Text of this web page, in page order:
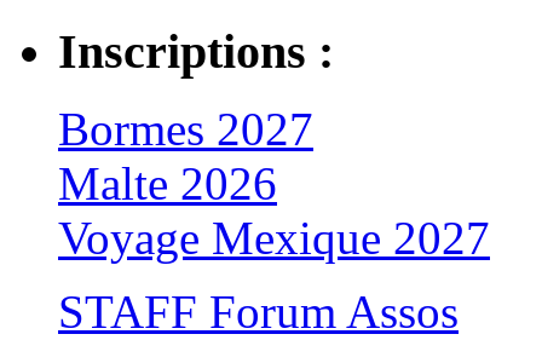
Inscriptions :
Bormes 2027
Malte 2026
Voyage Mexique 2027
STAFF Forum Assos